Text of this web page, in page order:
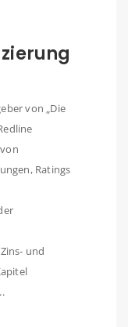
von „Die
Ratings
und